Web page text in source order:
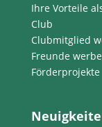
Ihre Vorteile
Club
Clubmitglied
Freunde
Förderprojekte